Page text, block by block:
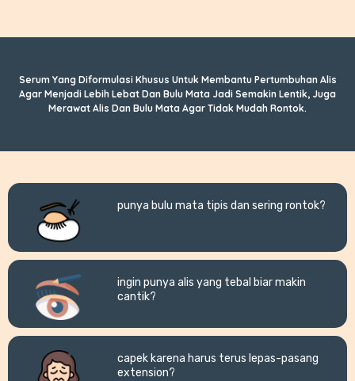
Serum Yang Diformulasi Khusus Untuk Membantu Pertumbuhan Alis
Agar Menjadi Lebih Lebat Dan Bulu Mata Jadi Semakin Lentik, Juga
Merawat Alis Dan Bulu Mata Agar Tidak Mudah Rontok.
punya bulu mata tipis dan sering rontok?
ingin punya alis yang tebal biar makin
cantik?
capek karena harus terus lepas-pasang
extension?